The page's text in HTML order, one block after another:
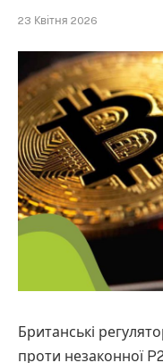
23 Квітня 2026
Британські
проти незаконної